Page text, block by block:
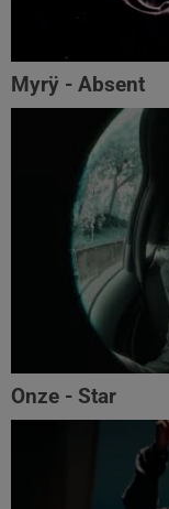
Myrÿ - Absent
Onze - Star